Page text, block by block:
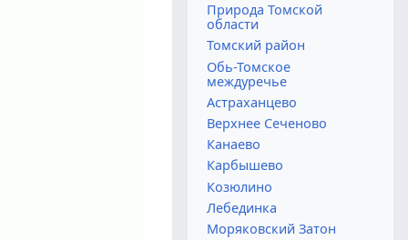
Природа Томской
области
Томский район
Обь-Томское
междуречье
Астраханцево
Верхнее Сеченово
Канаево
Карбышево
Козюлино
Лебединка
Моряковский Затон